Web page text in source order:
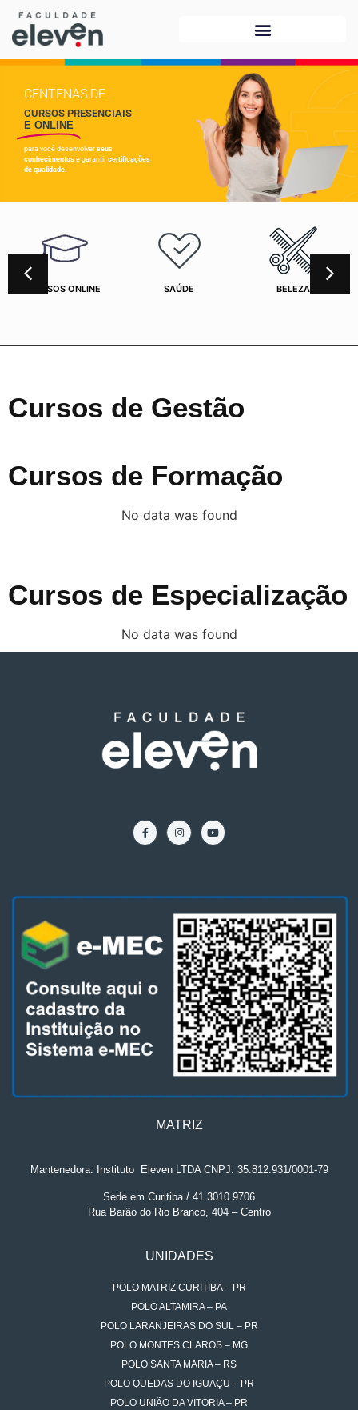
CENTENAS DE
CURSOS PRESENCIAIS
E ONLINE
para você desenvolver seus
conhecimentos e garantir certificações
de qualidade.
CURSOS ONLINE SAÚDE BELEZA
Cursos de Gestão
Cursos de Formação
No data was found
Cursos de Especialização
No data was found
MATRIZ
Mantenedora: Instituto. Eleven LTDA CNPJ: 35.812.931/0001-79
Sede em Curitiba / 41 3010.9706
Rua Barão do Rio Branco, 404 – Centro
UNIDADES
POLO MATRIZ CURITIBA – PR
POLO ALTAMIRA – PA
POLO LARANJEIRAS DO SUL – PR
POLO MONTES CLAROS – MG
POLO SANTA MARIA – RS
POLO QUEDAS DO IGUAÇU – PR
POLO UNIÃO DA VITÓRIA – PR